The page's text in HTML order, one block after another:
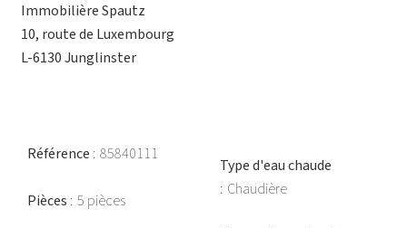
Immobilière Spautz
10, route de Luxembourg
L-6130 Junglinster
Référence 85840111
Pièces 5 pièces
Type d'eau chaude
Chaudière